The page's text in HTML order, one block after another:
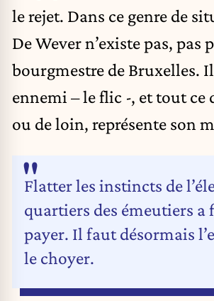
le rejet. Dans ce genre de
De Wever n’existe pas, pas
bourgmestre de Bruxelles.
ennemi – le flic -, et tout ce
ou de loin, représente son
Flatter les instincts de
quartiers des émeutiers a
payer. Il faut désormais
le choyer.